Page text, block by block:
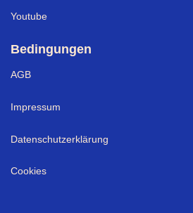
Youtube
Bedingungen
AGB
Impressum
Datenschutzerklärung
Cookies